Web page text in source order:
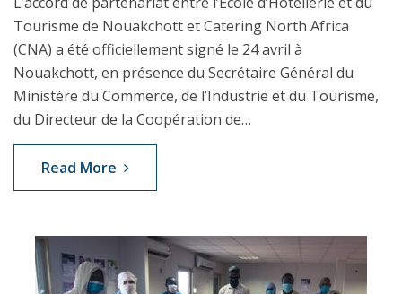
Tourisme de Nouakchott et Catering North Africa
(CNA) a été officiellement signé le 24 avril à
Nouakchott, en présence du Secrétaire Général du
Ministère du Commerce, de l’Industrie et du Tourisme,
du Directeur de la Coopération de…
Read More